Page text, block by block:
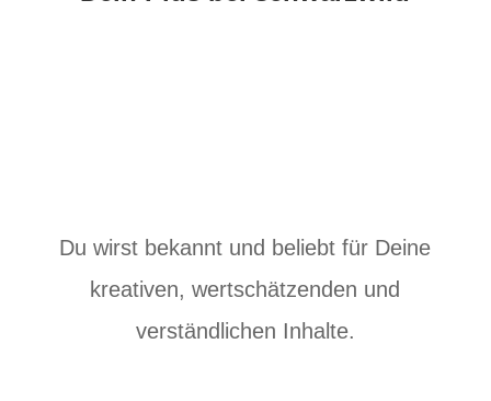
Du wirst bekannt und beliebt für Deine
kreativen, wertschätzenden und
verständlichen Inhalte.